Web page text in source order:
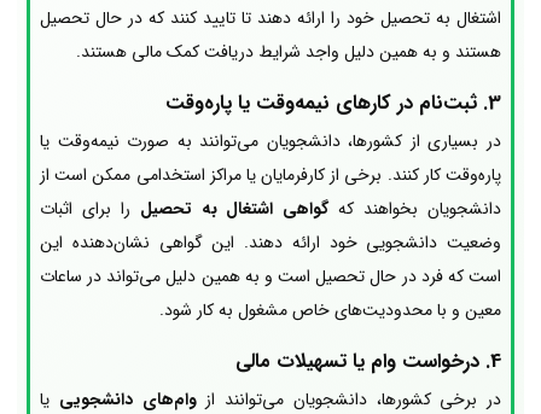
اشتغال به تحصیل خود را ارائه دهند تا تایید کنند که در حال تحصیل
هستند و به همین دلیل واجد شرایط دریافت کمک مالی هستند.
3. ثبت‌نام در کارهای نیمه‌وقت یا پاره‌وقت
در بسیاری از کشورها، دانشجویان می‌توانند به صورت نیمه‌وقت یا
پاره‌وقت کار کنند. برخی از کارفرمایان یا مراکز استخدامی ممکن است از
دانشجویان بخواهند کهگواهی اشتغال به تحصیل را برای اثبات
وضعیت دانشجویی خود ارائه دهند. این گواهی نشان‌دهنده این
است که فرد در حال تحصیل است و به همین دلیل می‌تواند در ساعات
معین و با محدودیت‌های خاص مشغول به کار شود.
4. درخواست وام یا تسهیلات مالی
در برخی کشورها، دانشجویان می‌توانند ازوام‌های دانشجویی یا